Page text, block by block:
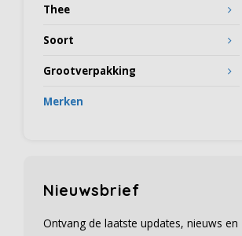
Thee
Soort
Grootverpakking
Merken
Nieuwsbrief
Ontvang de laatste updates, nieuws en